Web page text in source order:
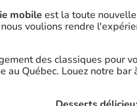
mobileest la toute
voulions rendre
des classiques pour
au Québec. Louez notre